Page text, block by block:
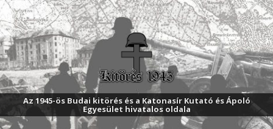
Az 1945-ös Budai kitörés és a Katonasír Kutató és Ápoló
Egyesület hivatalos oldala